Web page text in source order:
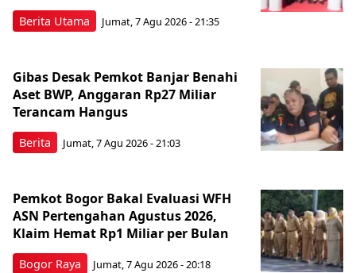
Berita Utama Jumat, 7 Agu 2026 - 21:35
Berita
Gibas Desak Pemkot Banjar Benahi
Aset BWP, Anggaran Rp27 Miliar
Terancam Hangus
Jumat, 7 Agu 2026 - 21:03
Bogor Raya
Pemkot Bogor Bakal Evaluasi WFH
ASN Pertengahan Agustus 2026,
Klaim Hemat Rp1 Miliar per Bulan
Jumat, 7 Agu 2026 - 20:18